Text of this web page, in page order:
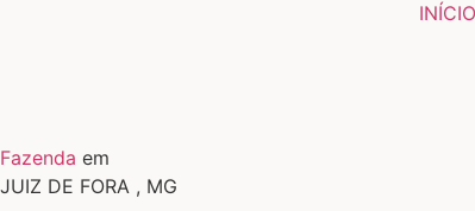
INÍCIO
Fazenda em
JUIZ DE FORA , MG